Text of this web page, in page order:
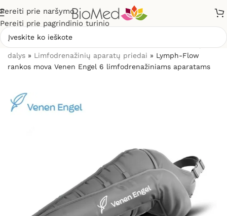
Pereiti prie naršymo
Pereiti prie pagrindinio turinio
dalys » Limfodrenažinių aparatų priedai » Lymph-Flow
rankos mova Venen Engel 6 limfodrenažiniams aparatams